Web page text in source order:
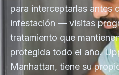
para interceptarlas antes
infestación — visitas
tratamiento que
protegida todo el año.
Manhattan, tiene su